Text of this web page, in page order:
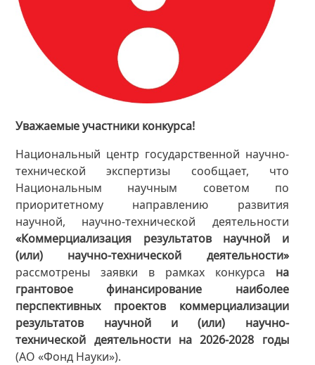
Уважаемые участники конкурса!
Национальный центр государственной научно-
технической экспертизы сообщает, что
Национальным научным советом по
приоритетному направлению развития
научной, научно-технической деятельности
«Коммерциализация результатов научной и
(или) научно-технической деятельности»
рассмотрены заявки в рамках конкурса на
грантовое финансирование наиболее
перспективных проектов коммерциализации
результатов научной и (или) научно-
технической деятельности на 2026-2028 годы
(АО «Фонд Науки»).